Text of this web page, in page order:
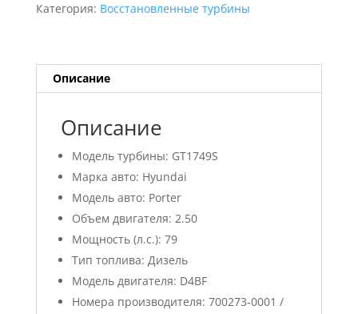
Hyundai
D4BF
79
(Восстановленный)
Категория: Восстановленные турбины
Описание
Описание
Модель турбины: GT1749S
Марка авто: Hyundai
Модель авто: Porter
Объем двигателя: 2.50
Мощность (л.с.): 79
Тип топлива: Дизель
Модель двигателя: D4BF
Номера производителя: 700273-0001 /